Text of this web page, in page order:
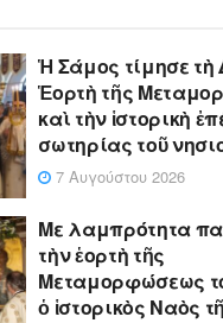
Ἡ Σάμος τίμησε τὴ
Ἑορτὴ τῆς
καὶ τὴν ἱστορικὴ
σωτηρίας τοῦ
7 Αυγούστου 2026
Με λαμπρότητα
τὴν ἑορτὴ τῆς
Μεταμορφώσεως
ὁ ἱστορικὸς Ναὸς